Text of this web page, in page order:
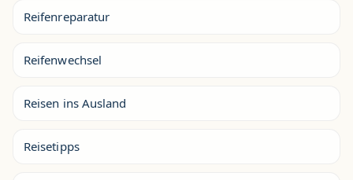
Reifenreparatur
Reifenwechsel
Reisen ins Ausland
Reisetipps